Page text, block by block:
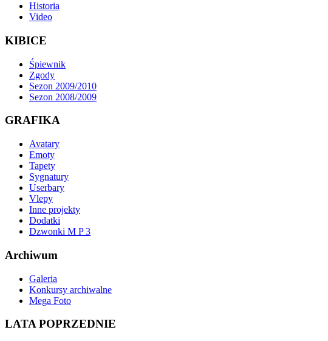
Historia
Video
KIBICE
Śpiewnik
Zgody
Sezon 2009/2010
Sezon 2008/2009
GRAFIKA
Avatary
Emoty
Tapety
Sygnatury
Userbary
Vlepy
Inne projekty
Dodatki
Dzwonki M P 3
Archiwum
Galeria
Konkursy archiwalne
Mega Foto
LATA POPRZEDNIE